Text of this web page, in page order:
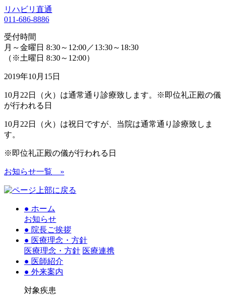
リハビリ直通
011-686-8886
受付時間
月～金曜日 8:30～12:00／13:30～18:30
（※土曜日 8:30～12:00）
2019年10月15日
10月22日（火）は通常通り診療致します。※即位礼正殿の儀
が行われる日
10月22日（火）は祝日ですが、当院は通常通り診療致しま
す。
※即位礼正殿の儀が行われる日
お知らせ一覧 »
● ホーム
お知らせ
● 院長ご挨拶
● 医療理念・方針
医療理念・方針 医療連携
● 医師紹介
● 外来案内
対象疾患